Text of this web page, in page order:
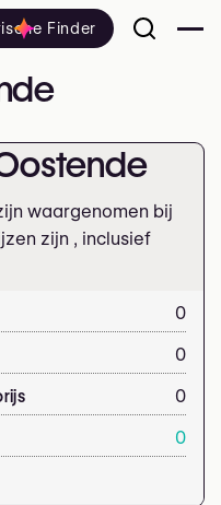
Finder
waargenomen bij
zijn , inclusief
0
0
0
0